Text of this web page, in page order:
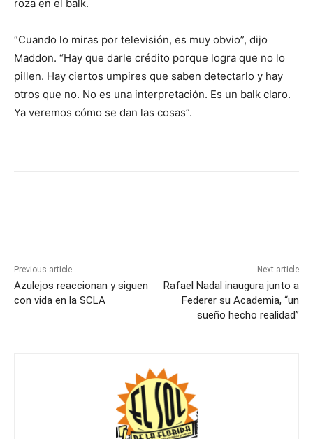
roza en el balk.
“Cuando lo miras por televisión, es muy obvio”, dijo
Maddon. “Hay que darle crédito porque logra que no lo
pillen. Hay ciertos umpires que saben detectarlo y hay
otros que no. No es una interpretación. Es un balk claro.
Ya veremos cómo se dan las cosas”.
Previous article
Azulejos reaccionan y siguen
con vida en la SCLA
Next article
Rafael Nadal inaugura junto a
Federer su Academia, “un
sueño hecho realidad”